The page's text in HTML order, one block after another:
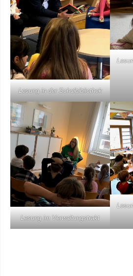
Lesung in der Schulbibliothek
Lesung im Verwaltungstrakt